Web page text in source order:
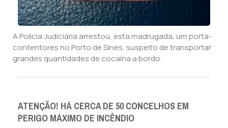
A Polícia Judiciária arrestou, esta madrugada, um porta-
contentores no Porto de Sines, suspeito de transportar
grandes quantidades de cocaína a bordo.
ATENÇÃO! HÁ CERCA DE 50 CONCELHOS EM
PERIGO MÁXIMO DE INCÊNDIO